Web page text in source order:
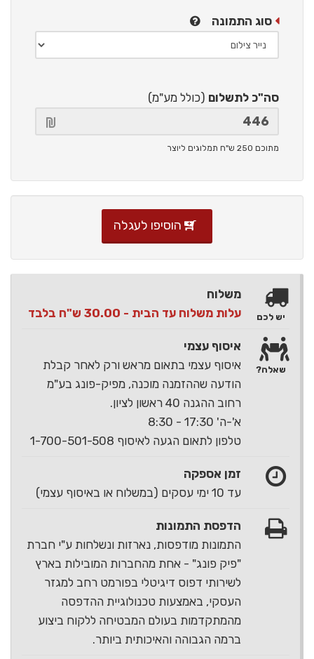
סוג התמונה
סה"כ לתשלום (כולל מע"מ)
מתוכם 250 ש"ח תמלוגים ליוצר
הוסיפו לעגלה
משלוח
עלות משלוח עד הבית - 30.00 ש"ח בלבד
איסוף עצמי
איסוף עצמי בתאום מראש ורק לאחר קבלת
הודעה שההזמנה מוכנה, מפיק-פונג בע"מ
רחוב ההגנה 40 ראשון לציון.
א'-ה' 17:30 - 8:30
טלפון לתאום הגעה לאיסוף 1-700-501-508
זמן אספקה
עד 10 ימי עסקים (במשלוח או באיסוף עצמי)
הדפסת התמונות
התמונות מודפסות, נארזות ונשלחות ע"י חברת
"פיק פונג" - אחת מהחברות המובילות בארץ
לשירותי דפוס דיגיטלי בפורמט רחב למגזר
העסקי, באמצעות טכנולוגיית ההדפסה
מהמתקדמות בעולם המבטיחה ללקוח ביצוע
ברמה הגבוהה והאיכותית ביותר.
יש לכם
שאלה?